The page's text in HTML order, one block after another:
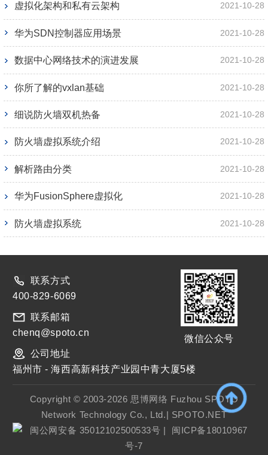
虚拟化架构和私有云架构 2021-10-28
华为SDN控制器应用场景 2021-10-28
数据中心网络技术的演进发展 2021-10-28
你所了解的vxlan基础 2021-10-28
细说防火墙双机热备 2021-10-28
防火墙虚拟系统介绍 2021-10-28
解析路由分类 2021-10-28
华为FusionSphere虚拟化 2021-10-28
防火墙虚拟系统 2021-10-28
联系方式
400-829-6069
联系邮箱
chenq@spoto.cn
公司地址
微信公众号
福州市 - 海西高新科技产业园中青大厦5楼
Copyright © 2003-2026 思博网络 Fuzhou SPOTO
Network Technology Co., Ltd.| SPOTO.NET
闽公网安备 35012102500533号
闽ICP备18010967
号-7